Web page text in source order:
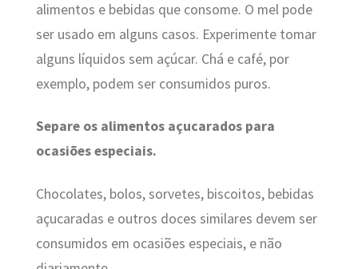
alimentos e bebidas que consome. O mel pode
ser usado em alguns casos. Experimente tomar
alguns líquidos sem açúcar. Chá e café, por
exemplo, podem ser consumidos puros.
Separe os alimentos açucarados para
ocasiões especiais.
Chocolates, bolos, sorvetes, biscoitos, bebidas
açucaradas e outros doces similares devem ser
consumidos em ocasiões especiais, e não